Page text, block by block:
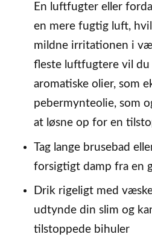
En luftfugter eller
en mere fugtig luft,
mildne irritationen i
fleste luftfugtere vil du
aromatiske olier, som
pebermynteolie, som
at løsne op for en
Tag lange brusebad
forsigtigt damp fra en
Drik rigeligt med
udtynde din slim og
tilstoppede bihuler